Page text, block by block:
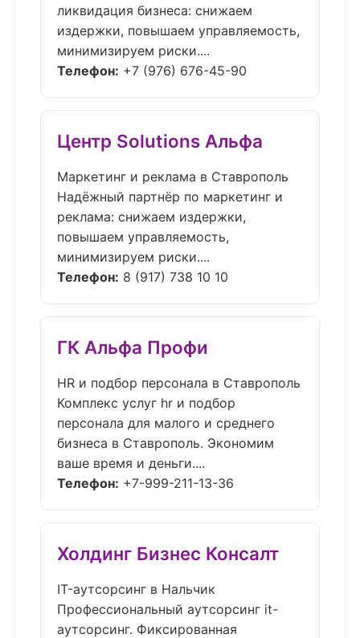
ликвидация бизнеса: снижаем
издержки, повышаем управляемость,
минимизируем риски....
Телефон: +7 (976) 676-45-90
Центр Solutions Альфа
Маркетинг и реклама в Ставрополь
Надёжный партнёр по маркетинг и
реклама: снижаем издержки,
повышаем управляемость,
минимизируем риски....
Телефон: 8 (917) 738 10 10
ГК Альфа Профи
HR и подбор персонала в Ставрополь
Комплекс услуг hr и подбор
персонала для малого и среднего
бизнеса в Ставрополь. Экономим
ваше время и деньги....
Телефон: +7-999-211-13-36
Холдинг Бизнес Консалт
IT-аутсорсинг в Нальчик
Профессиональный аутсорсинг it-
аутсорсинг. Фиксированная